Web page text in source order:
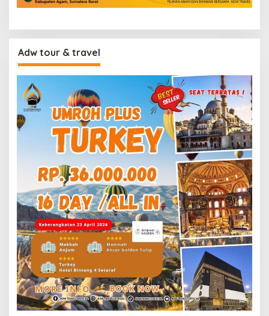
Adw tour & travel